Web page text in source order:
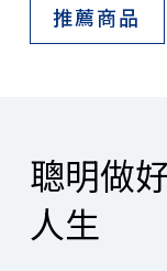
推薦商品
聰明做
人生